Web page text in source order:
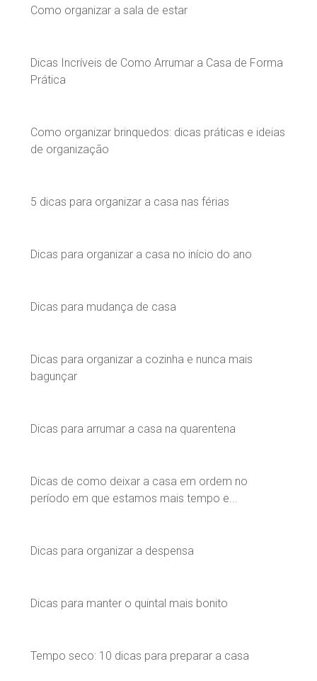
Como organizar a sala de estar
Dicas Incríveis de Como Arrumar a Casa de Forma
Prática
Como organizar brinquedos: dicas práticas e ideias
de organização
5 dicas para organizar a casa nas férias
Dicas para organizar a casa no início do ano
Dicas para mudança de casa
Dicas para organizar a cozinha e nunca mais
bagunçar
Dicas para arrumar a casa na quarentena
Dicas de como deixar a casa em ordem no
período em que estamos mais tempo e...
Dicas para organizar a despensa
Dicas para manter o quintal mais bonito
Tempo seco: 10 dicas para preparar a casa